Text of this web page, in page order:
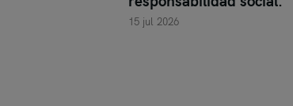
15 jul 2026